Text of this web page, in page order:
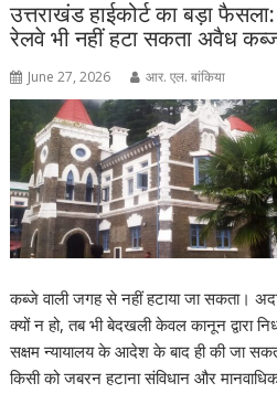
उत्तराखंड हाईकोर्ट का बड़ा
रेलवे भी नहीं हटा सकता अवैध
June 27, 2026 आर. एल. बांकिया
कब्जे वाली जगह से नहीं हटाया जा सकता।
क्यों न हो, तब भी बेदखली केवल कानून द्वारा
सक्षम न्यायालय के आदेश के बाद ही की जा
किसी को जबरन हटाना संविधान और